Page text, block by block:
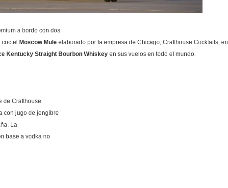
a bordo con dos
Moscow Mule elaborado por la empresa de Chicago, Crafthouse Cocktails, en
Kentucky Straight Bourbon Whiskey en sus vuelos en todo el mundo.
de Crafthouse
con jugo de jengibre
La
base a vodka no